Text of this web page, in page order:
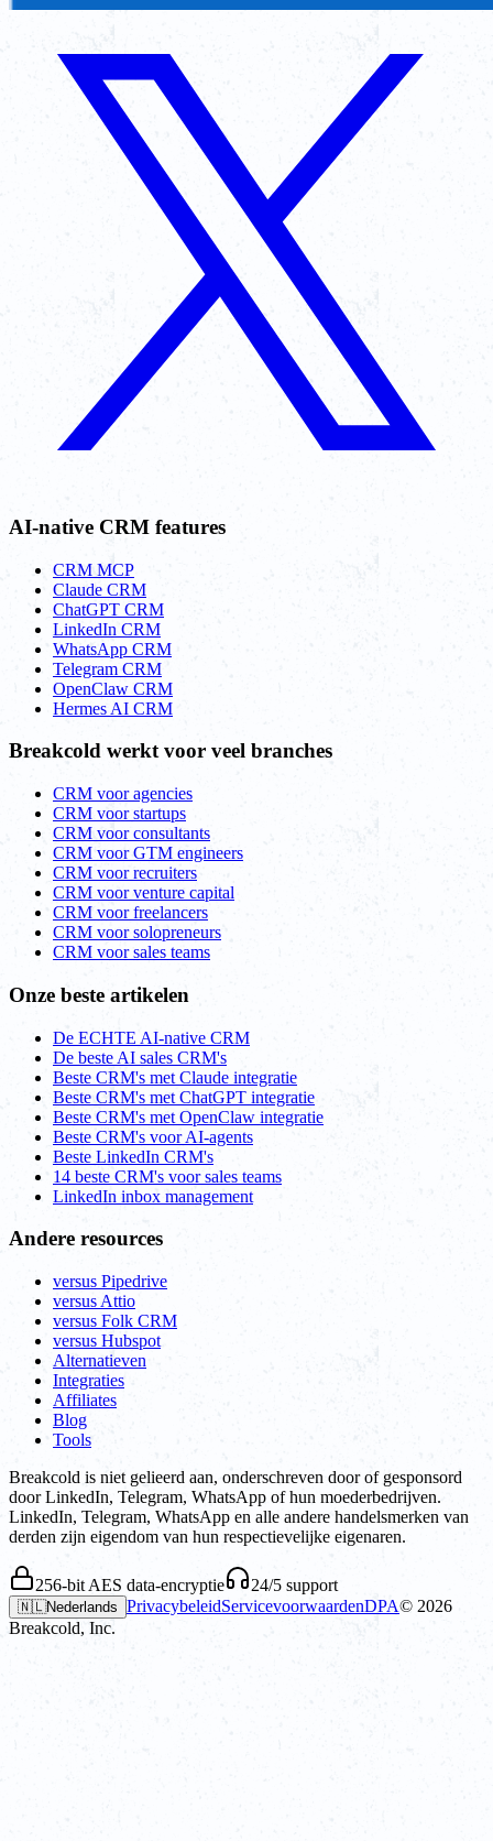
AI-native CRM features
CRM MCP
Claude CRM
ChatGPT CRM
LinkedIn CRM
WhatsApp CRM
Telegram CRM
OpenClaw CRM
Hermes AI CRM
Breakcold werkt voor veel branches
CRM voor agencies
CRM voor startups
CRM voor consultants
CRM voor GTM engineers
CRM voor recruiters
CRM voor venture capital
CRM voor freelancers
CRM voor solopreneurs
CRM voor sales teams
Onze beste artikelen
De ECHTE AI-native CRM
De beste AI sales CRM's
Beste CRM's met Claude integratie
Beste CRM's met ChatGPT integratie
Beste CRM's met OpenClaw integratie
Beste CRM's voor AI-agents
Beste LinkedIn CRM's
14 beste CRM's voor sales teams
LinkedIn inbox management
Andere resources
versus Pipedrive
versus Attio
versus Folk CRM
versus Hubspot
Alternatieven
Integraties
Affiliates
Blog
Tools
Breakcold is niet gelieerd aan, onderschreven door of gesponsord
door LinkedIn, Telegram, WhatsApp of hun moederbedrijven.
LinkedIn, Telegram, WhatsApp en alle andere handelsmerken van
derden zijn eigendom van hun respectievelijke eigenaren.
256-bit AES data-encryptie 24/5 support
🇳🇱Nederlands PrivacybeleidServicevoorwaardenDPA© 2026
Breakcold, Inc.